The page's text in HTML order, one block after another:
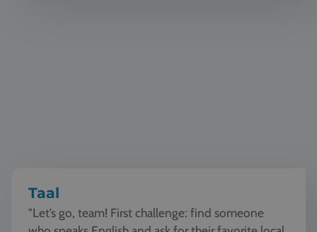
Taal
"Let’s go, team! First challenge: find someone